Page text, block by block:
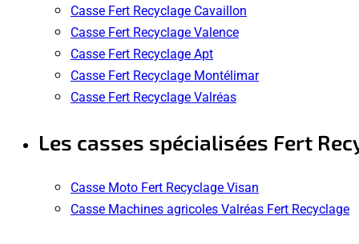
Casse Fert Recyclage Cavaillon
Casse Fert Recyclage Valence
Casse Fert Recyclage Apt
Casse Fert Recyclage Montélimar
Casse Fert Recyclage Valréas
Les casses spécialisées Fert
Casse Moto Fert Recyclage Visan
Casse Machines agricoles Valréas Fert Recyclage